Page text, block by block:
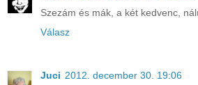
Szezám és mák, a két kedvenc,
Válasz
Juci 2012. december 30. 19:06